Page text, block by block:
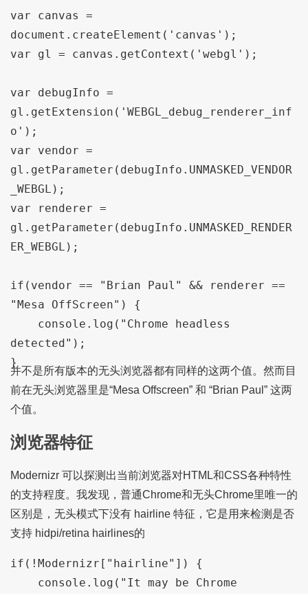
var canvas =
document.createElement('canvas');
var gl = canvas.getContext('webgl');
var debugInfo =
gl.getExtension('WEBGL_debug_renderer_inf
o');
var vendor =
gl.getParameter(debugInfo.UNMASKED_VENDOR
_WEBGL);
var renderer =
gl.getParameter(debugInfo.UNMASKED_RENDER
ER_WEBGL);
if(vendor == "Brian Paul" && renderer ==
"Mesa OffScreen") {
detected");
}
并不是所有版本的无头浏览器都有同样的这两个值。然而目
前在无头浏览器里是“Mesa Offscreen” 和 “Brian Paul” 这两
个值。
浏览器特征
Modernizr 可以探测出当前浏览器对HTML和CSS各种特性
的支持程度。我发现，普通Chrome和无头Chrome里唯一的
区别是，无头模式下没有 hairline 特征，它是用来检测是否
支持 hidpi/retina hairlines的
if(!Modernizr["hairline"]) {